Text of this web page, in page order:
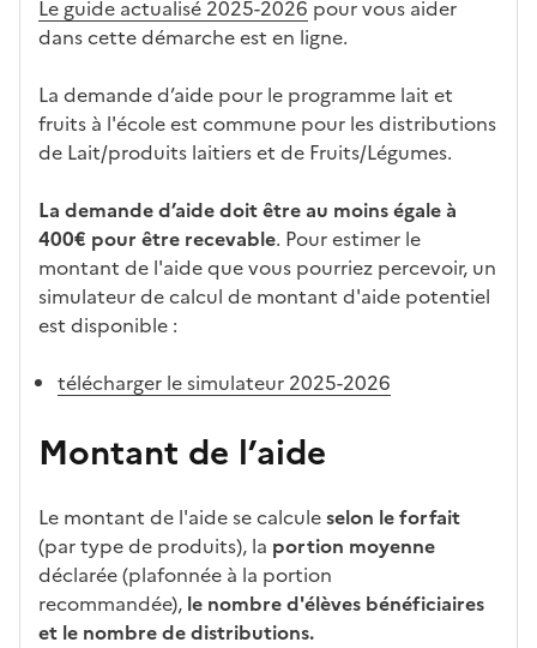
Le guide actualisé 2025-2026 pour vous aider
dans cette démarche est en ligne.
La demande d’aide pour le programme lait et
fruits à l'école est commune pour les distributions
de Lait/produits laitiers et de Fruits/Légumes.
La demande d’aide doit être au moins égale à
400€ pour être recevable. Pour estimer le
montant de l'aide que vous pourriez percevoir, un
simulateur de calcul de montant d'aide potentiel
est disponible :
télécharger le simulateur 2025-2026
Montant de l’aide
Le montant de l'aide se calculeselon le forfait
(par type de produits), la portion moyenne
déclarée (plafonnée à la portion
recommandée), le nombre d'élèves bénéficiaires
et le nombre de distributions.